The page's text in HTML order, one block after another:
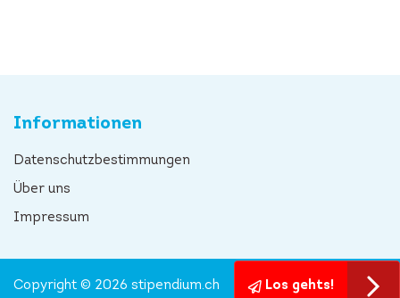
Informationen
Datenschutzbestimmungen
Über uns
Impressum
Los gehts!
Copyright © 2026 stipendium.ch